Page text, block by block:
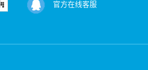
官方在线客服